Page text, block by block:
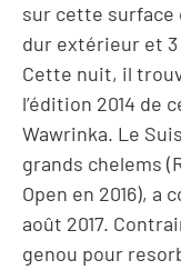
sur cette surface
dur extérieur et
Cette nuit, il
l’édition 2014 de
Wawrinka. Le
grands chelems
Open en 2016), a
août 2017.
genou pour